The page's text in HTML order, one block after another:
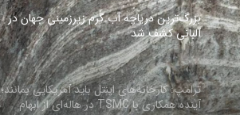
بزرگ‌ترین دریاچه آب گرم زیرزمینی جهان در
آلبانی کشف شد
ترامپ: کارخانه‌های اینتل باید آمریکایی بمانند؛
آینده همکاری با TSMC در هاله‌ای از ابهام